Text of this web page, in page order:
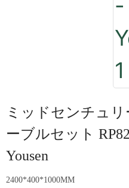
ミッドセンチュ
ーブルセット
Yousen
2400*400*1000MM